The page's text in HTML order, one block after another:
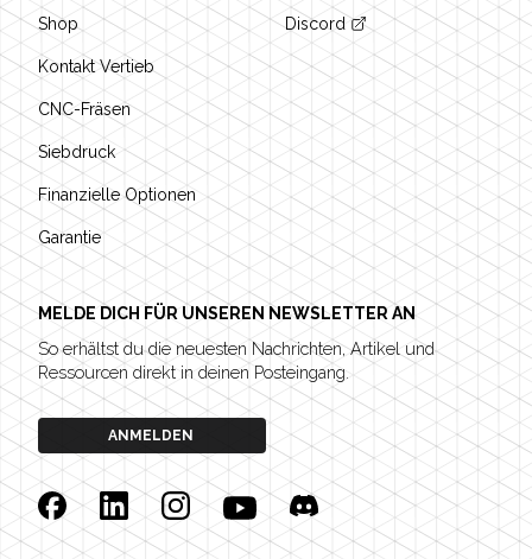
Shop
Kontakt Vertieb
CNC-Fräsen
Siebdruck
Finanzielle Optionen
Garantie
Discord
MELDE DICH FÜR UNSEREN NEWSLETTER AN
So erhältst du die neuesten Nachrichten, Artikel und
Ressourcen direkt in deinen Posteingang.
ANMELDEN
FacebookLinkedinInstagramYouTubeDiscord